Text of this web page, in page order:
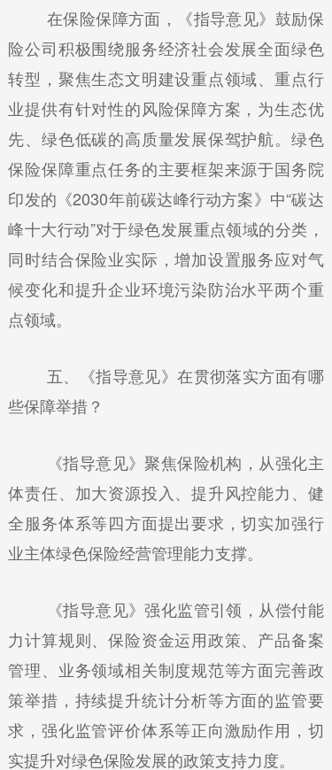
在保险保障方面，《指导意见》鼓励保
险公司积极围绕服务经济社会发展全面绿色
转型，聚焦生态文明建设重点领域、重点行
业提供有针对性的风险保障方案，为生态优
先、绿色低碳的高质量发展保驾护航。绿色
保险保障重点任务的主要框架来源于国务院
印发的《2030年前碳达峰行动方案》中“碳达
峰十大行动”对于绿色发展重点领域的分类，
同时结合保险业实际，增加设置服务应对气
候变化和提升企业环境污染防治水平两个重
点领域。
五、《指导意见》在贯彻落实方面有哪
些保障举措？
《指导意见》聚焦保险机构，从强化主
体责任、加大资源投入、提升风控能力、健
全服务体系等四方面提出要求，切实加强行
业主体绿色保险经营管理能力支撑。
《指导意见》强化监管引领，从偿付能
力计算规则、保险资金运用政策、产品备案
管理、业务领域相关制度规范等方面完善政
策举措，持续提升统计分析等方面的监管要
求，强化监管评价体系等正向激励作用，切
实提升对绿色保险发展的政策支持力度。